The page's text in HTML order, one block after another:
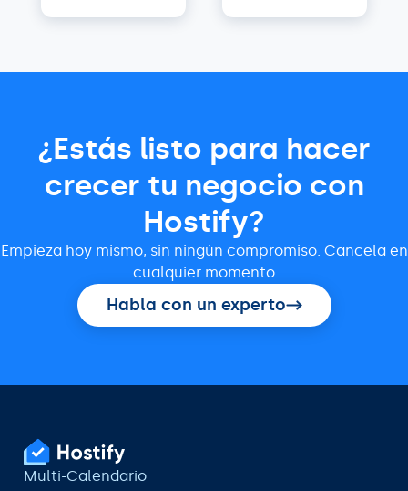
¿Estás listo para hacer
crecer tu negocio con
Hostify?
Empieza hoy mismo, sin ningún compromiso. Cancela en
cualquier momento
Habla con un experto
Multi-Calendario